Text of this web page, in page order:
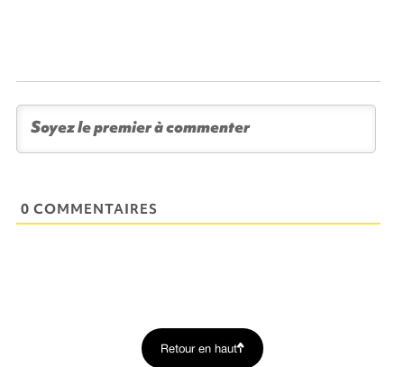
0 COMMENTAIRES
Retour en haut